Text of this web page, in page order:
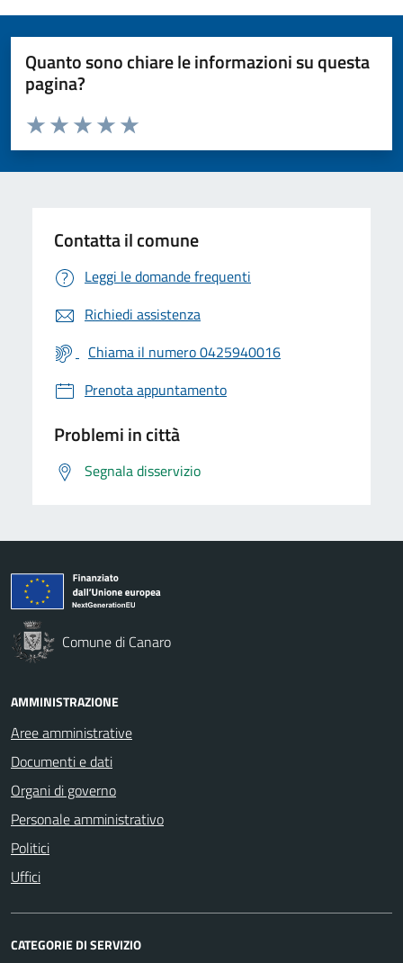
Quanto sono chiare le informazioni su questa
pagina?
Valuta da 1 a 5 stelle la pagina
Valuta 5 stelle su 5
Valuta 4 stelle su 5
Valuta 3 stelle su 5
Valuta 2 stelle su 5
Valuta 1 stelle su 5
Contatta il comune
Leggi le domande frequenti
Richiedi assistenza
Chiama il numero 0425940016
Prenota appuntamento
Problemi in città
Segnala disservizio
Comune di Canaro
AMMINISTRAZIONE
Aree amministrative
Documenti e dati
Organi di governo
Personale amministrativo
Politici
Uffici
CATEGORIE DI SERVIZIO